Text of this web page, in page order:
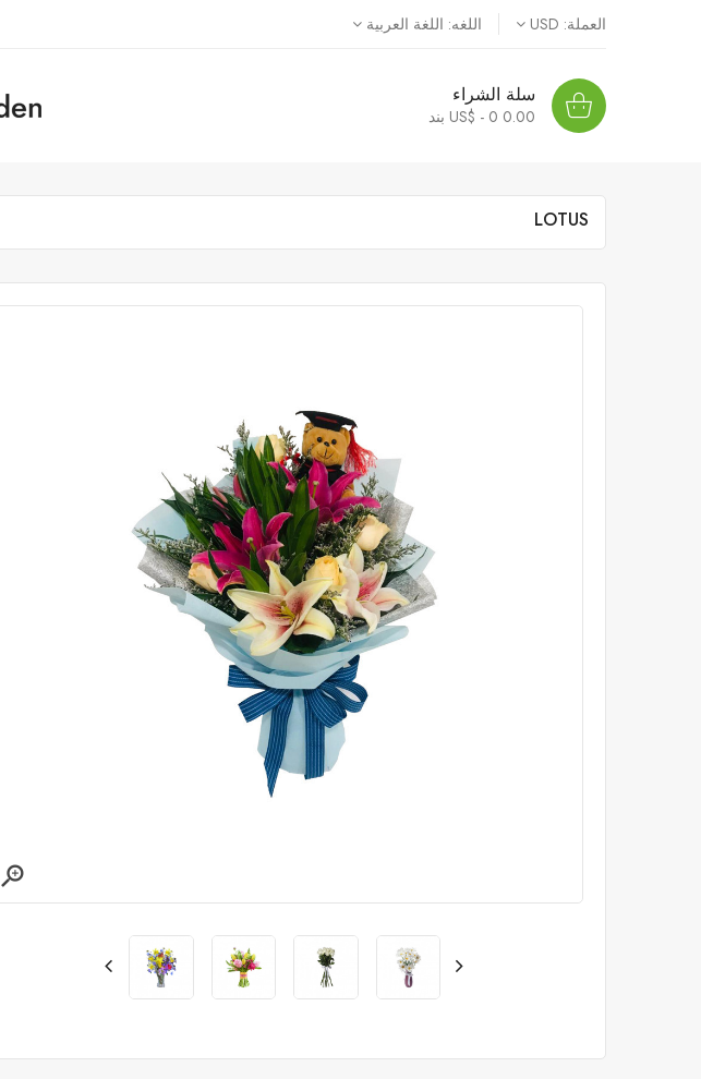
العملة: USD اللغه: اللغة العربية
سلة الشراء
0.00 US$ - 0 بند
LOTUS
